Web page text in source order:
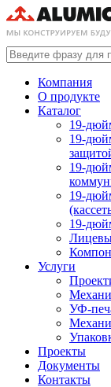
Компания
О продукте
Каталог
19-
19-
19-
19-
19-
Услуги
УФ-
Проекты
Документы
Контакты